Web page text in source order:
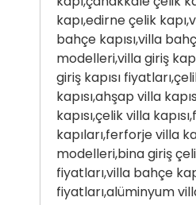
kapı,edirne çelik
bahçe kapısı,villa
modelleri,villa giriş
giriş kapısı
kapısı,ahşap villa
kapısı,çelik villa
kapıları,ferforje villa
modelleri,bina giriş
fiyatları,villa bahçe
fiyatları,alüminyum